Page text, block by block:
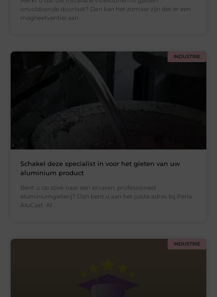
onvoldoende doorlaat? Dan kan het zomaar zijn dat er een
magneetventiel aan
INDUSTRIE
Schakel deze specialist in voor het gieten van uw
aluminium product
Bent u op zoek naar een ervaren, professioneel
aluminiumgieterij? Dan bent u aan het juiste adres bij Perla
AluCast. Al
INDUSTRIE